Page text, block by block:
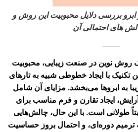
ابرو بررسی دلایل محبوبیت این روش و
های احتمالی آن
روش نوین در صنعت زیبایی، محبوبیت
تکنیک با ایجاد خطوطی شبیه به تارهای
به ابروها می‌بخشد. مزایای آن شامل
ایجاد تقارن و فرم مناسب برای
طولانی است. با این حال، چالش‌هایی
ترمیم دوره‌ای، و احتمال بروز حساسیت